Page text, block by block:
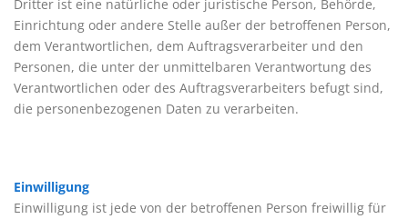
Dritter ist eine natürliche oder juristische Person, Behörde,
Einrichtung oder andere Stelle außer der betroffenen Person,
dem Verantwortlichen, dem Auftragsverarbeiter und den
Personen, die unter der unmittelbaren Verantwortung des
Verantwortlichen oder des Auftragsverarbeiters befugt sind,
die personenbezogenen Daten zu verarbeiten.
Einwilligung
Einwilligung ist jede von der betroffenen Person freiwillig für